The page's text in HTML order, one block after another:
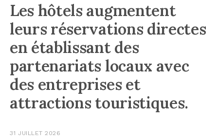
Les hôtels augmentent
leurs réservations directes
en établissant des
partenariats locaux avec
des entreprises et
attractions touristiques.
31 JUILLET 2026